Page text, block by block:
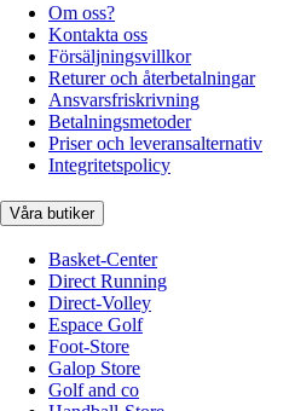
Om oss?
Kontakta oss
Försäljningsvillkor
Returer och återbetalningar
Ansvarsfriskrivning
Betalningsmetoder
Priser och leveransalternativ
Integritetspolicy
Våra butiker
Basket-Center
Direct Running
Direct-Volley
Espace Golf
Foot-Store
Galop Store
Golf and co